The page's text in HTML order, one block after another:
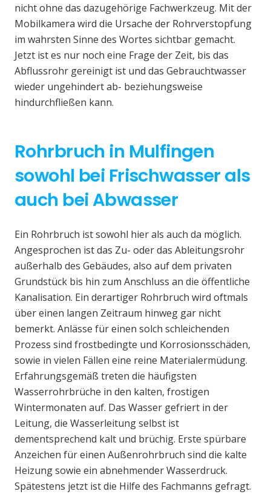
nicht ohne das dazugehörige Fachwerkzeug. Mit der
Mobilkamera wird die Ursache der Rohrverstopfung
im wahrsten Sinne des Wortes sichtbar gemacht.
Jetzt ist es nur noch eine Frage der Zeit, bis das
Abflussrohr gereinigt ist und das Gebrauchtwasser
wieder ungehindert ab- beziehungsweise
hindurchfließen kann.
Rohrbruch in Mulfingen
sowohl bei Frischwasser als
auch bei Abwasser
Ein Rohrbruch ist sowohl hier als auch da möglich.
Angesprochen ist das Zu- oder das Ableitungsrohr
außerhalb des Gebäudes, also auf dem privaten
Grundstück bis hin zum Anschluss an die öffentliche
Kanalisation. Ein derartiger Rohrbruch wird oftmals
über einen langen Zeitraum hinweg gar nicht
bemerkt. Anlässe für einen solch schleichenden
Prozess sind frostbedingte und Korrosionsschäden,
sowie in vielen Fällen eine reine Materialermüdung.
Erfahrungsgemäß treten die häufigsten
Wasserrohrbrüche in den kalten, frostigen
Wintermonaten auf. Das Wasser gefriert in der
Leitung, die Wasserleitung selbst ist
dementsprechend kalt und brüchig. Erste spürbare
Anzeichen für einen Außenrohrbruch sind die kalte
Heizung sowie ein abnehmender Wasserdruck.
Spätestens jetzt ist die Hilfe des Fachmanns gefragt.